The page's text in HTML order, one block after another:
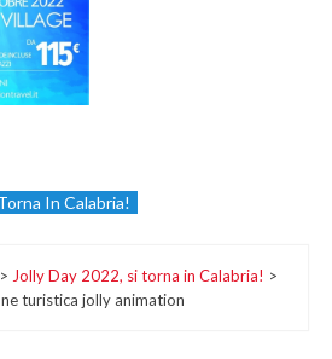
In Calabria!
> Jolly Day 2022, si torna in Calabria! >
turistica jolly animation